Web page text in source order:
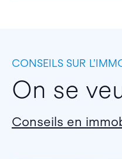
CONSEILS SUR
On se
Conseils en